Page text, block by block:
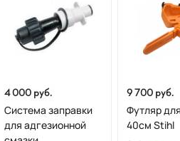
4 000 руб.
Система заправки
для адгезионной
9 700 руб.
Футляр
40см Stihl